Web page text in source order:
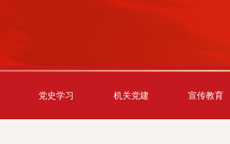
党史学习 机关党建 宣传教育